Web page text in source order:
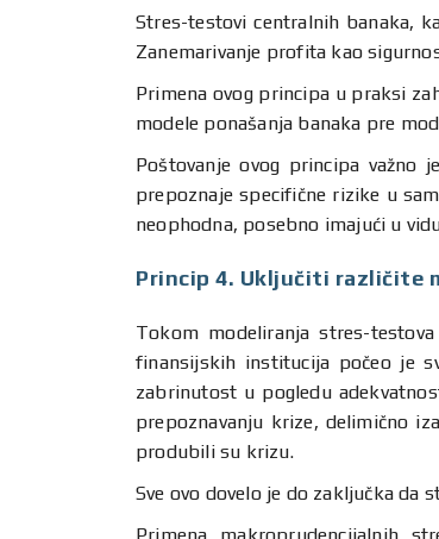
Stres-testovi centralnih banaka,
Zanemarivanje profita kao
Primena ovog principa u praksi
modele ponašanja banaka pre
Poštovanje ovog principa važno
prepoznaje specifične rizike u
neophodna, posebno imajući u
Princip 4. Uključiti različite
Tokom modeliranja stres-
finansijskih institucija počeo je
zabrinutost u pogledu
prepoznavanju krize, delimično
produbili su krizu.
Sve ovo dovelo je do zaključka